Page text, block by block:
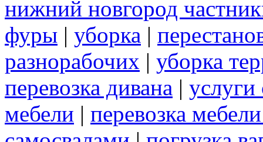
нижний новгород
фуры | уборка |
разнорабочих | уборка
перевозка дивана | услуги
мебели | перевозка